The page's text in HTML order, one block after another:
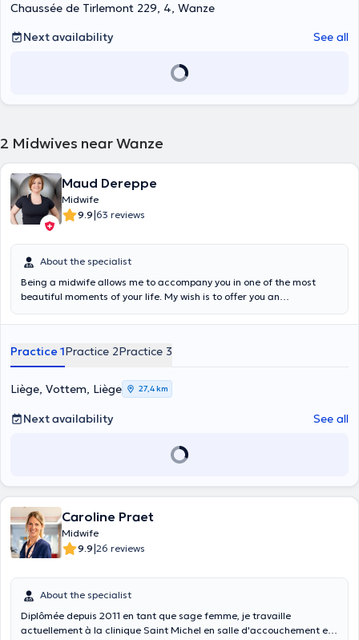
Chaussée de Tirlemont 229, 4, Wanze
Next availability
See all
2 Midwives near Wanze
Maud Dereppe
Midwife
9.9|63 reviews
About the specialist
Being a midwife allows me to accompany you in one of the most
beautiful moments of your life. My wish is to offer you an
pregnancy until the first year of your baby's life. Training and
(birth project), self-hypnosis (hypno-sweet birth method), lactation
consultations (newborn feeding, restrictive mouth brakes),
homeopathy, Quantik MAMA, physiological carrying of your baby,
physical preparation for birth (prenatal yoga, De Gasquet method),
Guillarme method (in preparation, for pushing during delivery and
caesarean section, for perineal reeducation), home care after birth
Practice 1Practice 2Practice 3
Liège, Vottem, Liège 27,4 km
Next availability See all
Caroline Praet
Midwife
9.9|26 reviews
About the specialist
Diplômée depuis 2011 en tant que sage femme, je travaille
actuellement à la clinique Saint Michel en salle d'accouchement et